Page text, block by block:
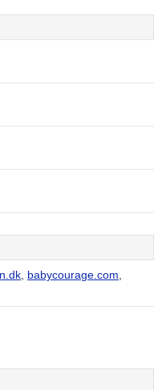
, babycourage.com,